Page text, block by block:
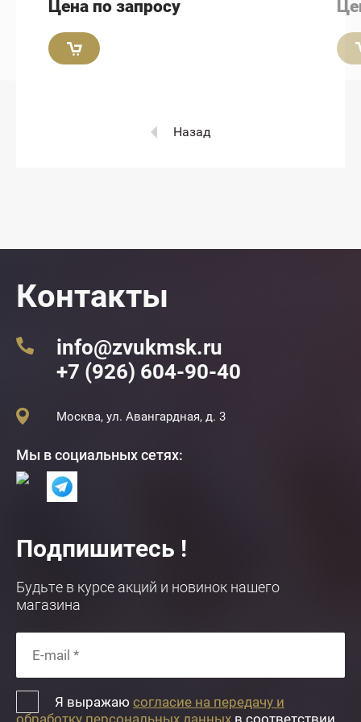
Цена по запросу
Назад
Подпишитесь !
Будьте в курсе акций и новинок нашего
магазина
Я выражаю согласие на передачу и
обработку персональных данных в соответствии
Контакты
info@zvukmsk.ru
+7 (926) 604-90-40
Москва, ул. Авангардная, д. 3
Мы в социальных сетях: